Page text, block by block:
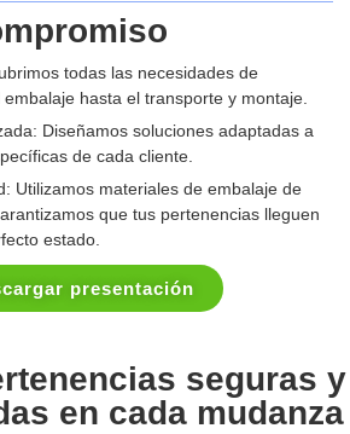
todas las necesidades de
hasta el transporte y montaje.
Diseñamos soluciones adaptadas a
de cada cliente.
Utilizamos materiales de embalaje de
que tus pertenencias lleguen
estado.
presentación
seguras y
en cada mudanza